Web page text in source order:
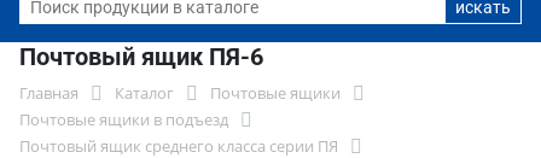
Почтовый ящик ПЯ-6
Главная Каталог
Почтовые ящики
Почтовые ящики в подъезд
Почтовый ящик среднего класса серии ПЯ